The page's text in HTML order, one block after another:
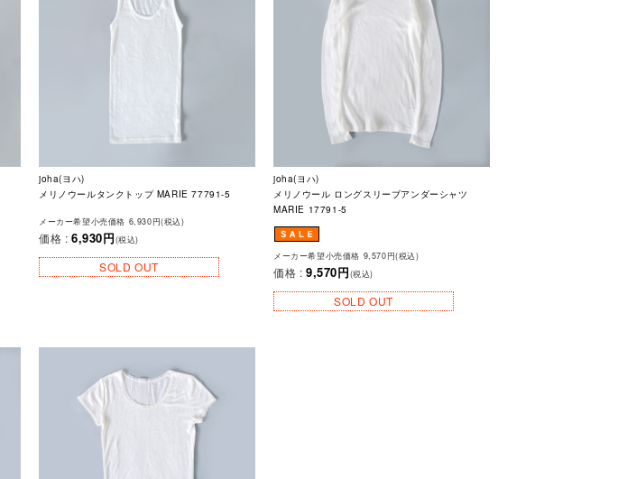
joha(ヨハ)
メリノウールタンクトップ MARIE 77791-5
メーカー希望小売価格 6,930円(税込)
価格 : 6,930円(税込)
SOLD OUT
joha(ヨハ)
メリノウール ロングスリーブアンダーシャツ
MARIE 17791-5
メーカー希望小売価格 9,570円(税込)
価格 : 9,570円(税込)
SOLD OUT